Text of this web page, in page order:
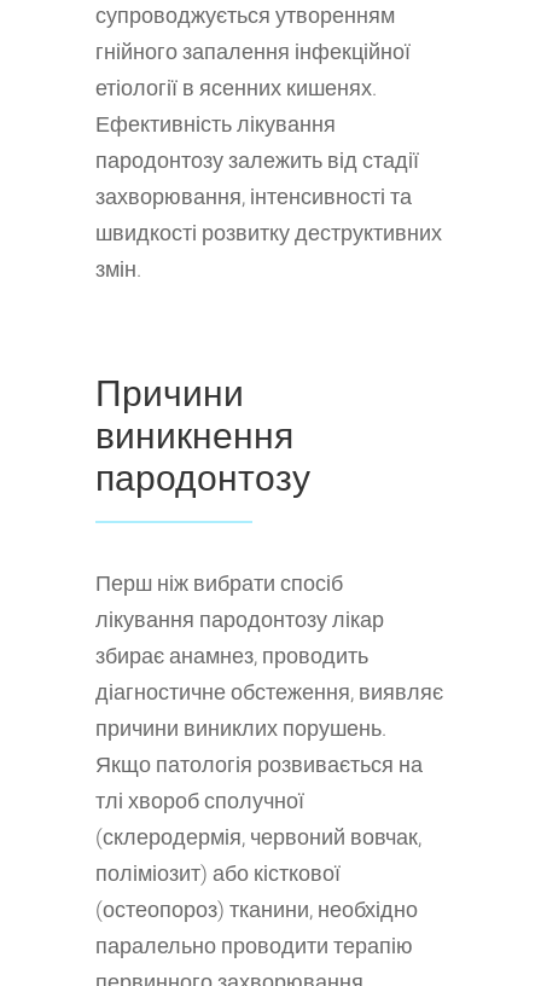
супроводжується утворенням
гнійного запалення інфекційної
етіології в ясенних кишенях.
Ефективність лікування
пародонтозу залежить від стадії
захворювання, інтенсивності та
швидкості розвитку деструктивних
змін.
Причини
виникнення
пародонтозу
Перш ніж вибрати спосіб
лікування пародонтозу лікар
збирає анамнез, проводить
діагностичне обстеження, виявляє
причини виниклих порушень.
Якщо патологія розвивається на
тлі хвороб сполучної
(склеродермія, червоний вовчак,
поліміозит) або кісткової
(остеопороз) тканини, необхідно
паралельно проводити терапію